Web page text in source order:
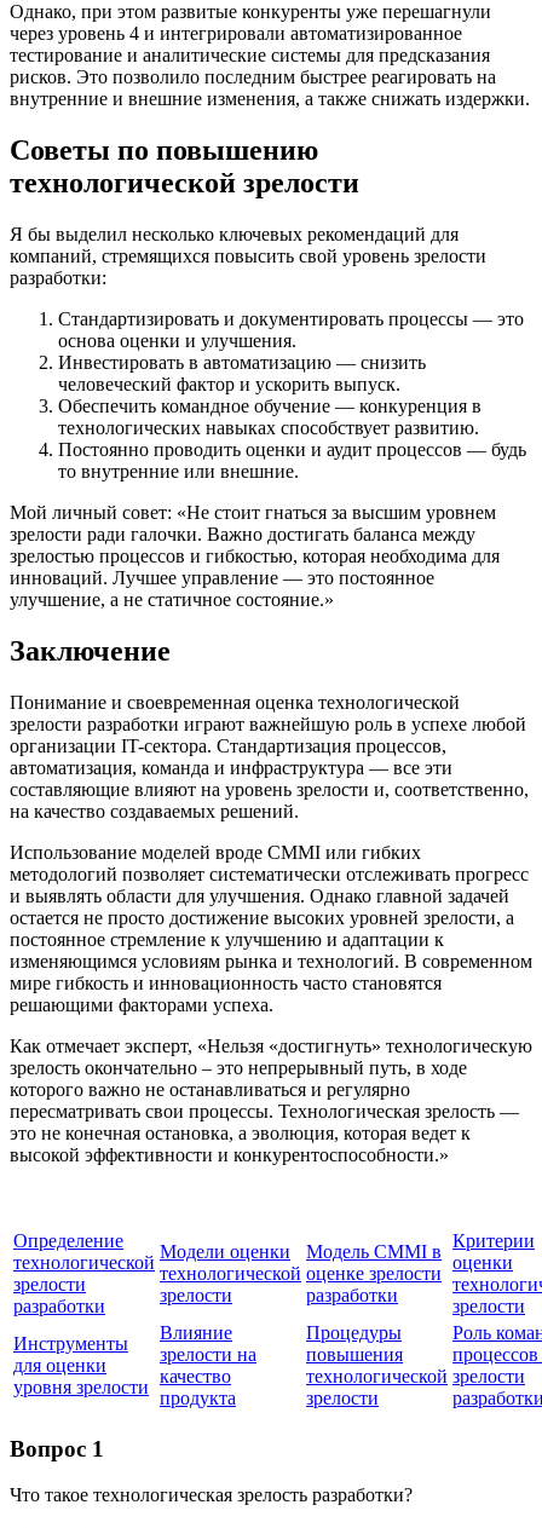
Однако, при этом развитые конкуренты уже перешагнули
через уровень 4 и интегрировали автоматизированное
тестирование и аналитические системы для предсказания
рисков. Это позволило последним быстрее реагировать на
внутренние и внешние изменения, а также снижать издержки.
Советы по повышению
технологической зрелости
Я бы выделил несколько ключевых рекомендаций для
компаний, стремящихся повысить свой уровень зрелости
разработки:
Стандартизировать и документировать процессы — это
основа оценки и улучшения.
Инвестировать в автоматизацию — снизить
человеческий фактор и ускорить выпуск.
Обеспечить командное обучение — конкуренция в
технологических навыках способствует развитию.
Постоянно проводить оценки и аудит процессов — будь
то внутренние или внешние.
Мой личный совет: «Не стоит гнаться за высшим уровнем
зрелости ради галочки. Важно достигать баланса между
зрелостью процессов и гибкостью, которая необходима для
инноваций. Лучшее управление — это постоянное
улучшение, а не статичное состояние.»
Заключение
Понимание и своевременная оценка технологической
зрелости разработки играют важнейшую роль в успехе любой
организации IT-сектора. Стандартизация процессов,
автоматизация, команда и инфраструктура — все эти
составляющие влияют на уровень зрелости и, соответственно,
на качество создаваемых решений.
Использование моделей вроде CMMI или гибких
методологий позволяет систематически отслеживать прогресс
и выявлять области для улучшения. Однако главной задачей
остается не просто достижение высоких уровней зрелости, а
постоянное стремление к улучшению и адаптации к
изменяющимся условиям рынка и технологий. В современном
мире гибкость и инновационность часто становятся
решающими факторами успеха.
Как отмечает эксперт, «Нельзя «достигнуть» технологическую
зрелость окончательно – это непрерывный путь, в ходе
которого важно не останавливаться и регулярно
пересматривать свои процессы. Технологическая зрелость —
это не конечная остановка, а эволюция, которая ведет к
высокой эффективности и конкурентоспособности.»
Определение
технологической
зрелости
разработки
Модели оценки
технологической
зрелости
Модель CMMI в
оценке зрелости
разработки
Критерии
оценки
зрелости
Инструменты
для оценки
уровня зрелости
Влияние
зрелости на
качество
продукта
Процедуры
повышения
технологической
зрелости
Роль
процессов
зрелости
Вопрос 1
Что такое технологическая зрелость разработки?